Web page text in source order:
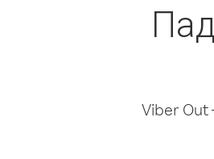
Viber Out